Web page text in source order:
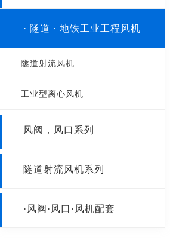
SF低噪声轴流风机
防爆轴流风机
壁式风机
· 隧道 · 地铁工业工程风机
隧道射流风机
工业型离心风机
风阀，风口系列
阀门
隧道射流风机系列
·风阀·风口·风机配套